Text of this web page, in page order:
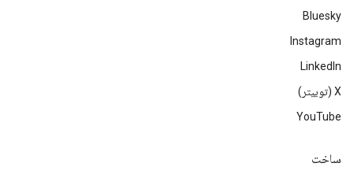
Bluesky
Instagram
LinkedIn
‫X (توییتر)
YouTube
ساخت